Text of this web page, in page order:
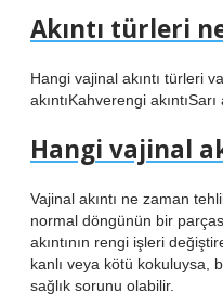
Akıntı türleri
Hangi vajinal akıntı türleri
akıntıKahverengi
Hangi vajinal
Vajinal akıntı ne zaman
normal döngünün bir
akıntının rengi işleri
kanlı veya kötü kokuluysa,
sağlık sorunu olabilir.